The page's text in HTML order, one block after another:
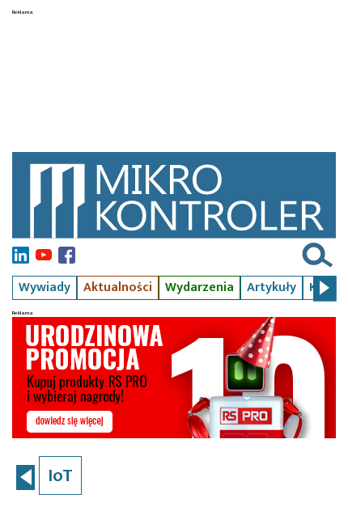
Wywiady Aktualności Wydarzenia Artykuły Kursy
IoT